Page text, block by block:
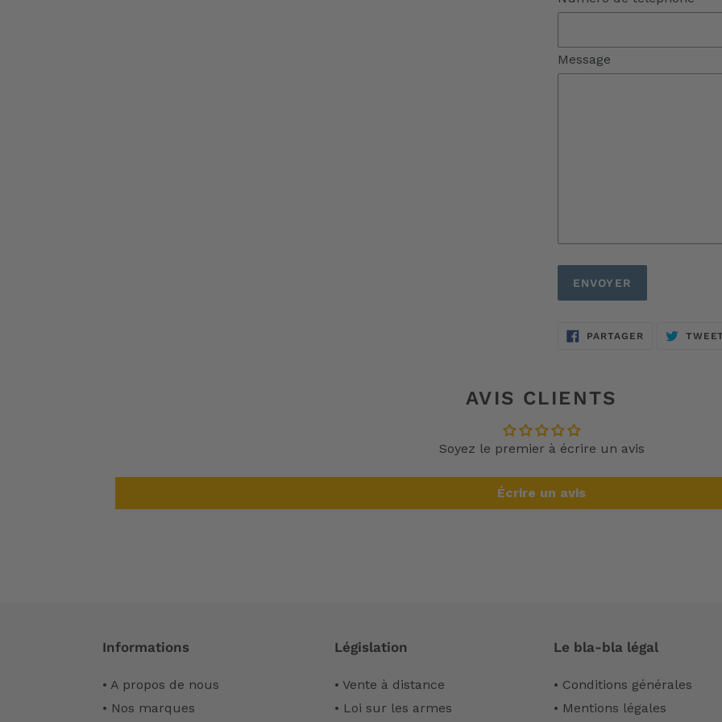
Message
PARTAGERPARTAGER
AVIS CLIENTS
Soyez le premier à écrire un avis
Écrire un avis
Informations
• A propos de nous
• Nos marques
Législation
• Vente à distance
• Loi sur les armes
Le bla-bla légal
• Conditions générales
• Mentions légales